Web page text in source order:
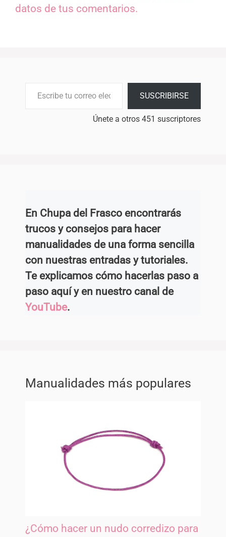
datos de tus comentarios.
SUSCRIBIRSE
Únete a otros 451 suscriptores
En Chupa del Frasco encontrarás
trucos y consejos para hacer
manualidades de una forma sencilla
con nuestras entradas y tutoriales.
Te explicamos cómo hacerlas paso a
paso aquí y en nuestro canal de
YouTube.
Manualidades más populares
¿Cómo hacer un nudo corredizo para